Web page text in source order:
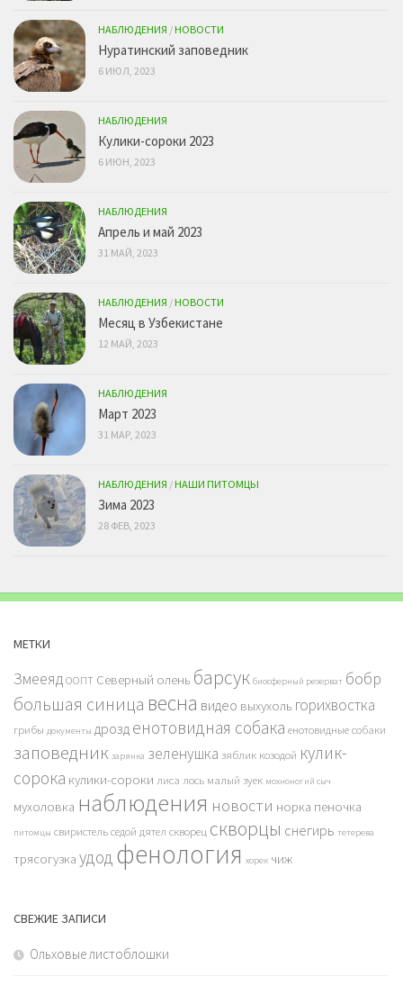
НАБЛЮДЕНИЯ /НОВОСТИ
Нуратинский заповедник
6 ИЮЛ, 2023
НАБЛЮДЕНИЯ
Кулики-сороки 2023
6 ИЮН, 2023
НАБЛЮДЕНИЯ
Апрель и май 2023
31 МАЙ, 2023
НАБЛЮДЕНИЯ /НОВОСТИ
Месяц в Узбекистане
12 МАЙ, 2023
НАБЛЮДЕНИЯ
Март 2023
31 МАР, 2023
НАБЛЮДЕНИЯ /НАШИ ПИТОМЦЫ
Зима 2023
28 ФЕВ, 2023
МЕТКИ
ЗмееядООПТ Северный олень барсук биосферный резерват бобр
большая синица весна видео выхухоль горихвостка
грибы документы дрозд енотовидная собака енотовидные собаки
заповедник зарянка зеленушка зяблик козодой кулик-
сорока кулики-сороки лиса лось малый зуек мохноногий сыч
мухоловка наблюдения новости норка пеночка
питомцы свиристельседой дятел скворец скворцы снегирь тетерева
трясогузка удод фенология хорек чиж
СВЕЖИЕ ЗАПИСИ
Ольховые листоблошки